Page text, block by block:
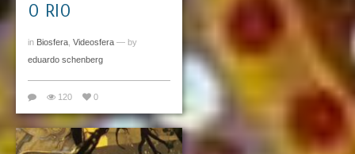
O RIO
in Biosfera Videosfera — by
eduardo schenberg
120 0